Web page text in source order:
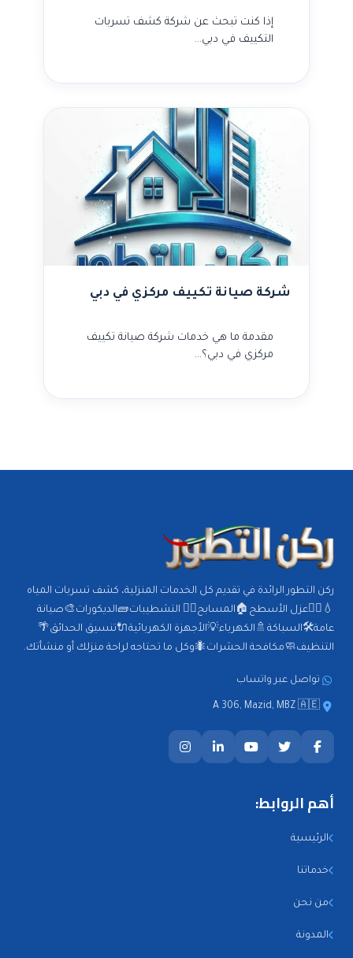
إذا كنت تبحث عن شركة كشف تسربات
التكييف في دبي…
شركة صيانة تكييف مركزي في دبي
مقدمة ما هي خدمات شركة صيانة تكييف
مركزي في دبي؟…
ركن التطور الرائدة في تقديم كل الخدمات المنزلية، كشف تسربات المياه
💧🕵️‍♂️عزل الأسطح🏠المسابح🏊‍♂️ التشطيبات🧱الديكورات🎨صيانة
عامة🛠️السباكة🚿الكهرباء💡الأجهزة الكهربائية🔌تنسيق الحدائق🌴
التنظيف🧼مكافحة الحشرات🐜وكل ما تحتاجه لراحة منزلك أو منشأتك.
تواصل عبر واتساب
A 306, Mazid, MBZ 🇦🇪
أهم الروابط:
الرئيسية
خدماتنا
من نحن
المدونة